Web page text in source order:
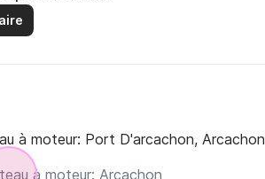
à moteur: Port D'arcachon, Arcachon